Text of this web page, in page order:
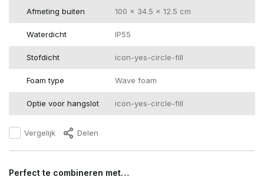
Afmeting buiten 100 x 34.5 x 12.5 cm
Waterdicht IP55
Stofdicht icon-yes-circle-fill
Foam type Wave foam
Optie voor hangslot icon-yes-circle-fill
Vergelijk Delen
Perfect te combineren met…